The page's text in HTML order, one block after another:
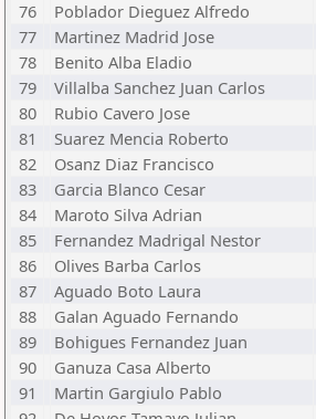
76
Poblador Dieguez Alfredo
77
Martinez Madrid Jose
78
Benito Alba Eladio
79
Villalba Sanchez Juan Carlos
80
Rubio Cavero Jose
81
Suarez Mencia Roberto
82
Osanz Diaz Francisco
83
Garcia Blanco Cesar
84
Maroto Silva Adrian
85
Fernandez Madrigal Nestor
86
Olives Barba Carlos
87
Aguado Boto Laura
88
Galan Aguado Fernando
89
Bohigues Fernandez Juan
90
Ganuza Casa Alberto
91
Martin Gargiulo Pablo